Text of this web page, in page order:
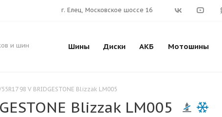
г. Елец, Московское шоссе 16
и шин Шины Диски АКБ Мотошины
98 V BRIDGESTONE Blizzak LM005
Blizzak LM005